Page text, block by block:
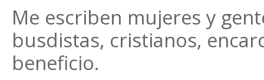
Me escriben mujeres y
busdistas, cristianos,
beneficio.